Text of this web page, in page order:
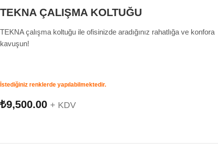
TEKNA ÇALIŞMA KOLTUĞU
TEKNA çalışma koltuğu ile ofisinizde aradığınız rahatlığa ve konfora
kavuşun!
İstediğiniz renklerde yapılabilmektedir.
₺9,500.00 + KDV